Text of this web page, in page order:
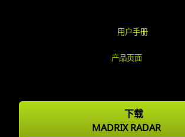
用户手册
产品页面
下载
MADRIX RADAR